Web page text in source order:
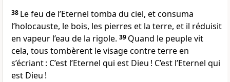
38 Le feu de l’Eternel tomba du ciel, et consuma
l’holocauste, le bois, les pierres et la terre, et il réduisit
en vapeur l’eau de la rigole. 39 Quand le peuple vit
cela, tous tombèrent le visage contre terre en
s’écriant : C’est l’Eternel qui est Dieu ! C’est l’Eternel qui
est Dieu !